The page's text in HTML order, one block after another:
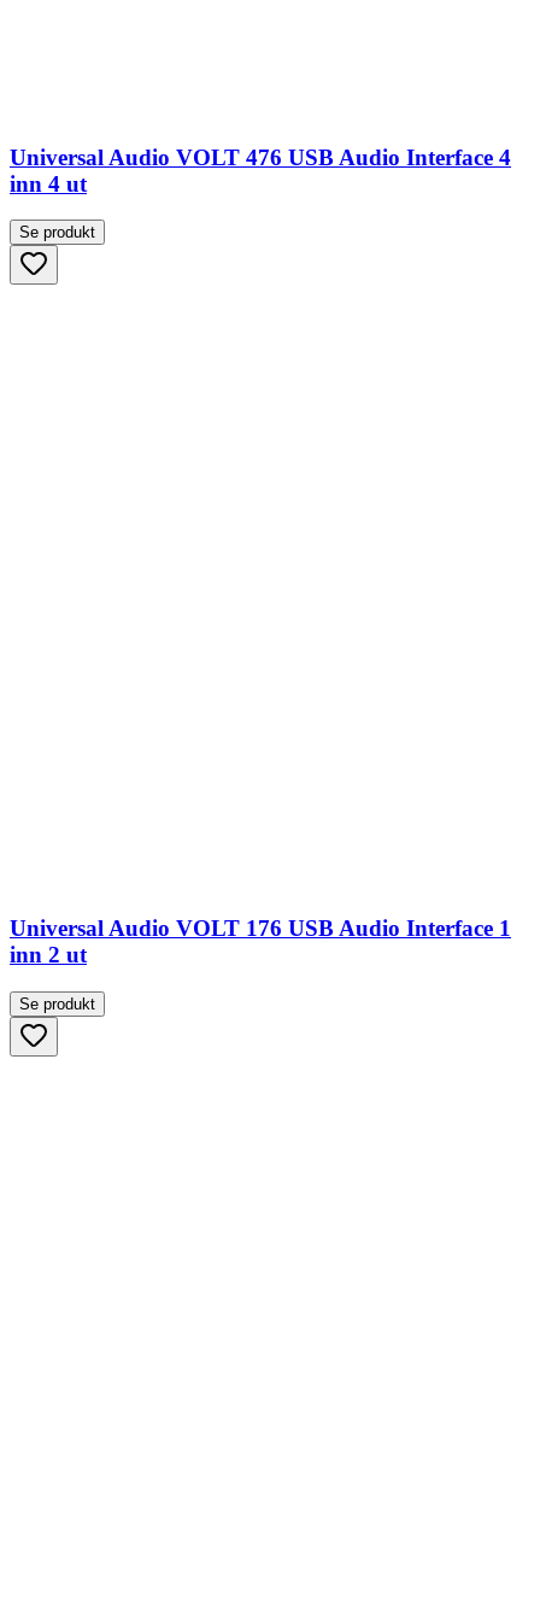
Universal Audio VOLT 476 USB Audio Interface 4
inn 4 ut
Se produkt
Universal Audio VOLT 176 USB Audio Interface 1
inn 2 ut
Se produkt